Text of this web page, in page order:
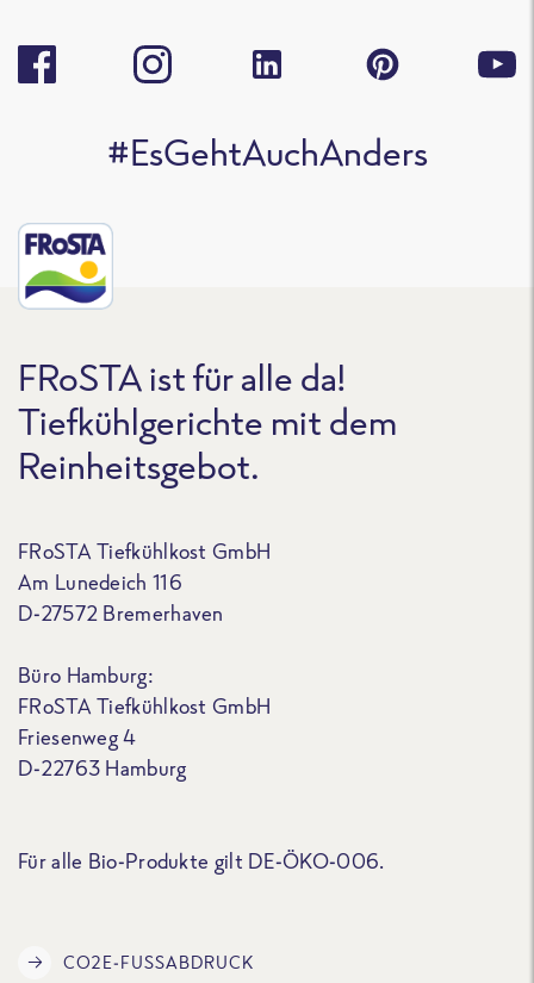
#EsGehtAuchAnders
FRoSTA ist für alle da!
Tiefkühlgerichte mit dem
Reinheitsgebot.
FRoSTA Tiefkühlkost GmbH
Am Lunedeich 116
D-27572 Bremerhaven
Büro Hamburg:
FRoSTA Tiefkühlkost GmbH
Friesenweg 4
D-22763 Hamburg
Für alle Bio-Produkte gilt DE-ÖKO-006.
CO2E-FUSSABDRUCK